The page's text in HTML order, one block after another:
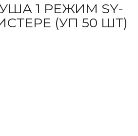
1 РЕЖИМ SY-
(УП 50 ШТ)